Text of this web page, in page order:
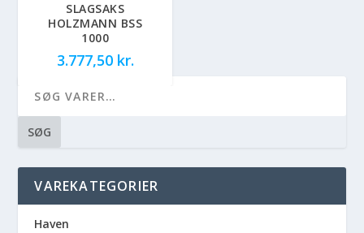
SLAGSAKS
HOLZMANN BSS
1000
3.777,50 kr.
SØG
VAREKATEGORIER
Haven